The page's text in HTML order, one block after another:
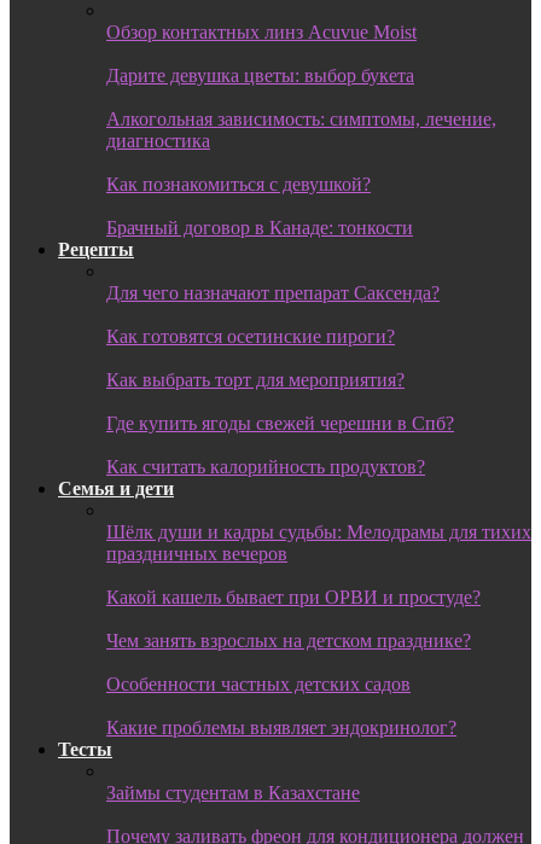
Обзор контактных линз Acuvue Moist
Дарите девушка цветы: выбор букета
Алкогольная зависимость: симптомы, лечение,
диагностика
Как познакомиться с девушкой?
Брачный договор в Канаде: тонкости
Рецепты
Для чего назначают препарат Саксенда?
Как готовятся осетинские пироги?
Как выбрать торт для мероприятия?
Где купить ягоды свежей черешни в Спб?
Как считать калорийность продуктов?
Семья и дети
Шёлк души и кадры судьбы: Мелодрамы для тихих
праздничных вечеров
Какой кашель бывает при ОРВИ и простуде?
Чем занять взрослых на детском празднике?
Особенности частных детских садов
Какие проблемы выявляет эндокринолог?
Тесты
Займы студентам в Казахстане
Почему заливать фреон для кондиционера должен